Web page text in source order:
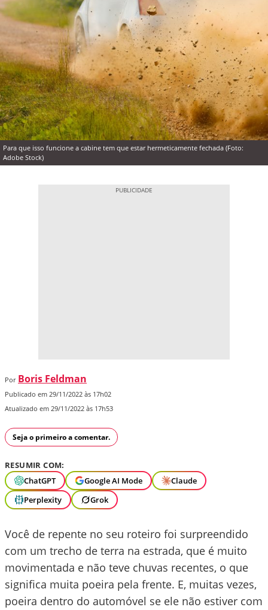
Para que isso funcione a cabine tem que estar hermeticamente fechada (Foto:
Adobe Stock)
Por Boris Feldman
Publicado em 29/11/2022 às 17h02
Atualizado em 29/11/2022 às 17h53
Seja o primeiro a comentar.
RESUMIR COM:
ChatGPT
Google AI Mode
Claude
Perplexity
Grok
Você de repente no seu roteiro foi surpreendido
com um trecho de terra na estrada, que é muito
movimentada e não teve chuvas recentes, o que
significa muita poeira pela frente. E, muitas vezes,
poeira dentro do automóvel se ele não estiver com